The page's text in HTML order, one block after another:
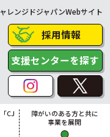
レンジドジャパンWebサイト
採用情報
支援センターを探す
CJ
障がいのある方と共に
事業を展開